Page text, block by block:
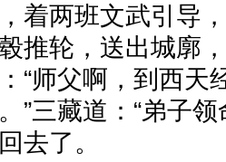
着两班文武引导
推轮，送出城廓
“师父啊，到西天
”三藏道：“弟子
回去了。